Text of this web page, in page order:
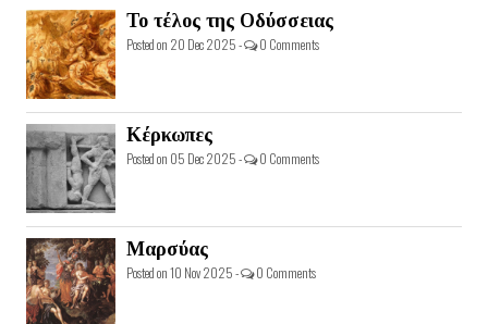
Το τέλος της Οδύσσειας
Posted on 20 Dec 2025 - 0 Comments
Κέρκωπες
Posted on 05 Dec 2025 - 0 Comments
Μαρσύας
Posted on 10 Nov 2025 - 0 Comments